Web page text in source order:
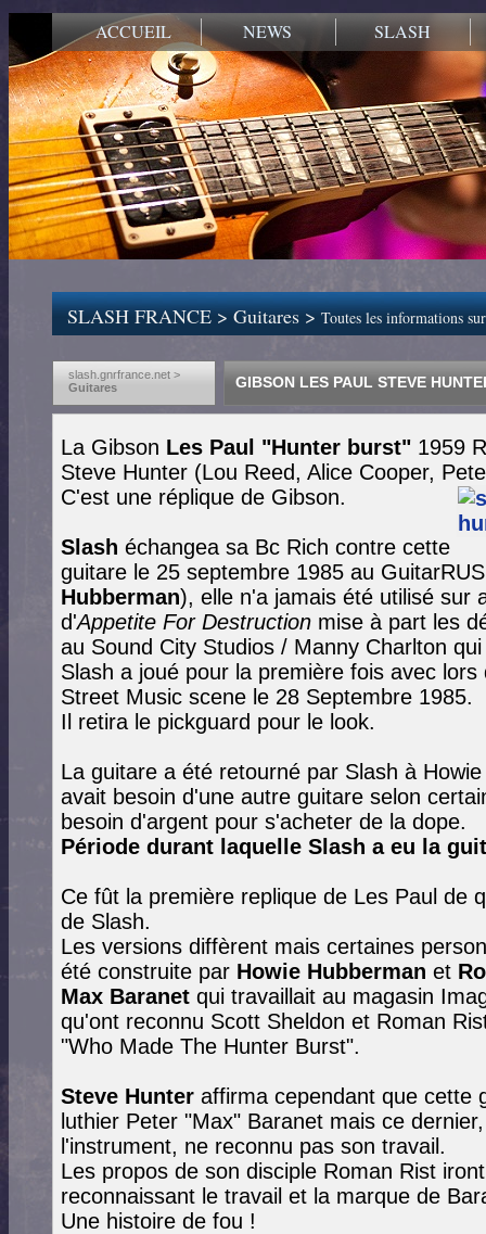
ACCUEIL NEWS SLASH
SLASH FRANCE>Guitares>Toutes les informations
slash.gnrfrance.net >
Guitares
GIBSON LES PAUL STEVE
La Gibson Les Paul "Hunter burst" 1959
Steve Hunter (Lou Reed, Alice Cooper,
C'est une réplique de Gibson.
Slash échangea sa Bc Rich contre cette
guitare le 25 septembre 1985 au
Hubberman), elle n'a jamais été utilisé sur
d'Appetite For Destruction mise à part les
au Sound City Studios / Manny Charlton
Slash a joué pour la première fois avec
Street Music scene le 28 Septembre 1985.
Il retira le pickguard pour le look.
La guitare a été retourné par Slash à
avait besoin d'une autre guitare selon
besoin d'argent pour s'acheter de la dope.
Période durant laquelle Slash a eu la
Ce fût la première replique de Les Paul de
de Slash.
Les versions diffèrent mais certaines
été construite par Howie Hubberman et
Max Baranet qui travaillait au magasin
qu'ont reconnu Scott Sheldon et Roman
"Who Made The Hunter Burst".
Steve Hunter affirma cependant que cette
luthier Peter "Max" Baranet mais ce
l'instrument, ne reconnu pas son travail.
Les propos de son disciple Roman Rist
reconnaissant le travail et la marque de
Une histoire de fou !